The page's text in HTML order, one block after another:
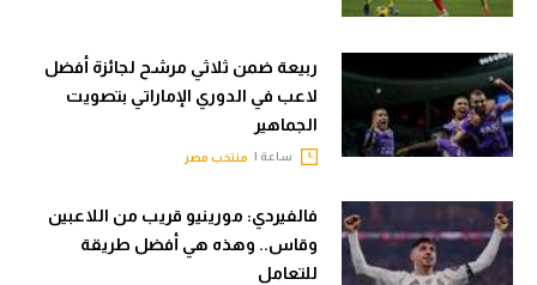
ربيعة ضمن ثلاثي مرشح لجائزة أفضل
لاعب في الدوري الإماراتي بتصويت
الجماهير
ساعة | منتخب مصر
فالفيردي: مورينيو قريب من اللاعبين
وقاس.. وهذه هي أفضل طريقة
للتعامل